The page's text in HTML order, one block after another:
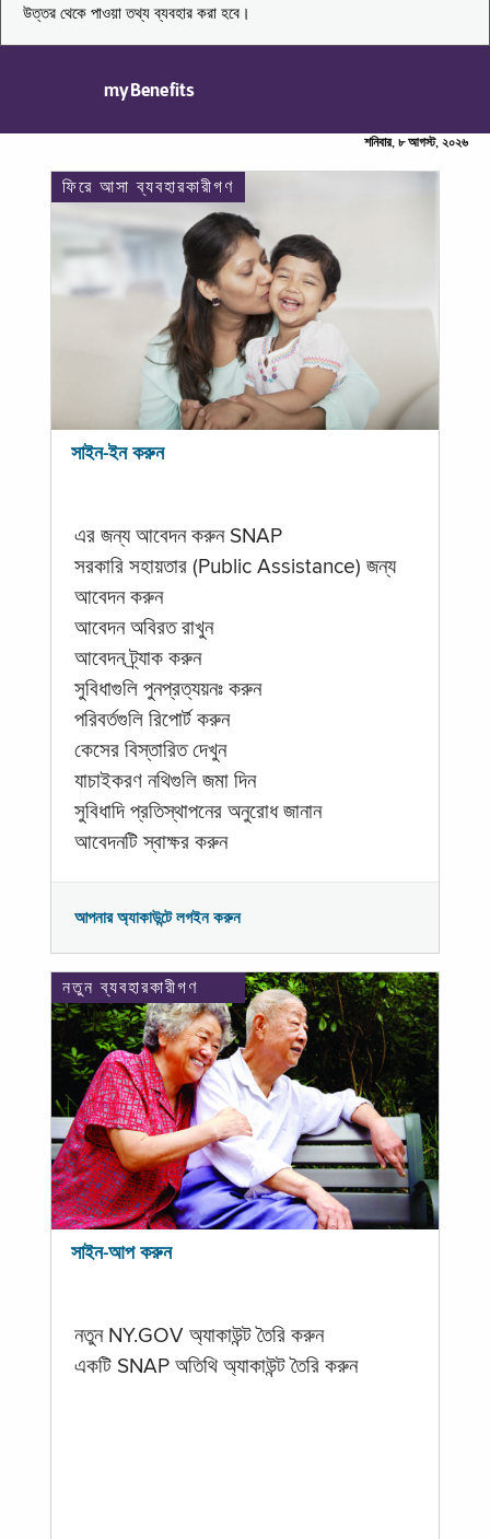
উত্তর থেকে পাওয়া তথ্য ব্যবহার করা হবে।
myBenefits
শনিবার, ৮ আগস্ট, ২০২৬
ফিরে আসা ব্যবহারকারীগণ
সাইন-ইন করুন
এর জন্য আবেদন করুন SNAP
সরকারি সহায়তার (Public Assistance) জন্য
আবেদন করুন
আবেদন অবিরত রাখুন
আবেদন ট্র্যাক করুন
সুবিধাগুলি পুনপ্রত্যয়নঃ করুন
পরিবর্তগুলি রিপোর্ট করুন
কেসের বিস্তারিত দেখুন
যাচাইকরণ নথিগুলি জমা দিন
সুবিধাদি প্রতিস্থাপনের অনুরোধ জানান
আবেদনটি স্বাক্ষর করুন
আপনার অ্যাকাউন্টে লগইন করুন
নতুন ব্যবহারকারীগণ
সাইন-আপ করুন
নতুন NY.GOV অ্যাকাউন্ট তৈরি করুন
একটি SNAP অতিথি অ্যাকাউন্ট তৈরি করুন